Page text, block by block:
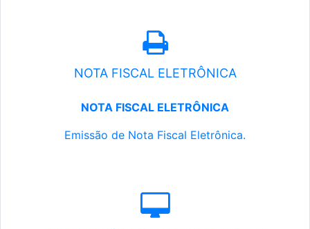
NOTA FISCAL ELETRÔNICA
NOTA FISCAL ELETRÔNICA
Emissão de Nota Fiscal Eletrônica.